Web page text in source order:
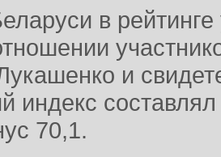
в
и
индекс
70,1.